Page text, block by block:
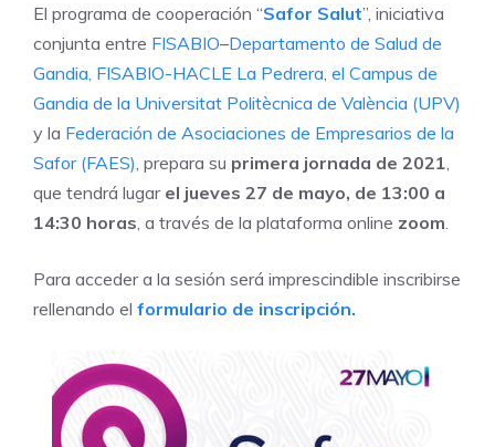
El programa de cooperación “Safor Salut”, iniciativa
conjunta entre FISABIO–Departamento de Salud de
Gandia, FISABIO-HACLE La Pedrera el Campus de
Gandia de la Universitat Politècnica de València (UPV)
y la Federación de Asociaciones de Empresarios de la
Safor (FAES) , prepara su primera jornada de 2021
que tendrá lugarel jueves 27 de mayo, de 13:00 a
14:30 horas , a través de la plataforma online zoom
Para acceder a la sesión será imprescindible inscribirse
rellenando el formulario de inscripción.